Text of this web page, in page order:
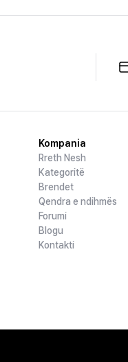
Kompania
Rreth Nesh
Kategoritë
Brendet
Qendra e ndihmës
Forumi
Blogu
Kontakti